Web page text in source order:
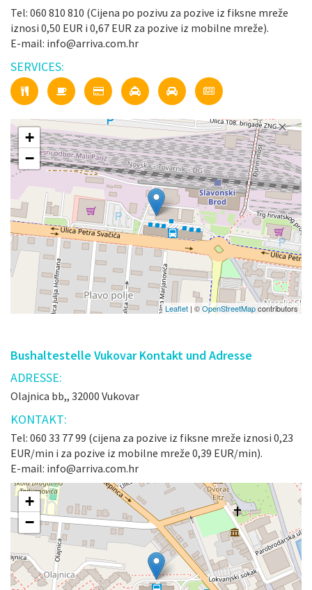
Tel: 060 810 810 (Cijena po pozivu za pozive iz fiksne mreže
iznosi 0,50 EUR i 0,67 EUR za pozive iz mobilne mreže).
E-mail: info@arriva.com.hr
SERVICES:
+
−
Leaflet | ©OpenStreetMapcontributors
Bushaltestelle Vukovar Kontakt und Adresse
ADRESSE:
Olajnica bb,, 32000 Vukovar
KONTAKT:
Tel: 060 33 77 99 (cijena za pozive iz fiksne mreže iznosi 0,23
EUR/min i za pozive iz mobilne mreže 0,39 EUR/min).
E-mail: info@arriva.com.hr
+
−